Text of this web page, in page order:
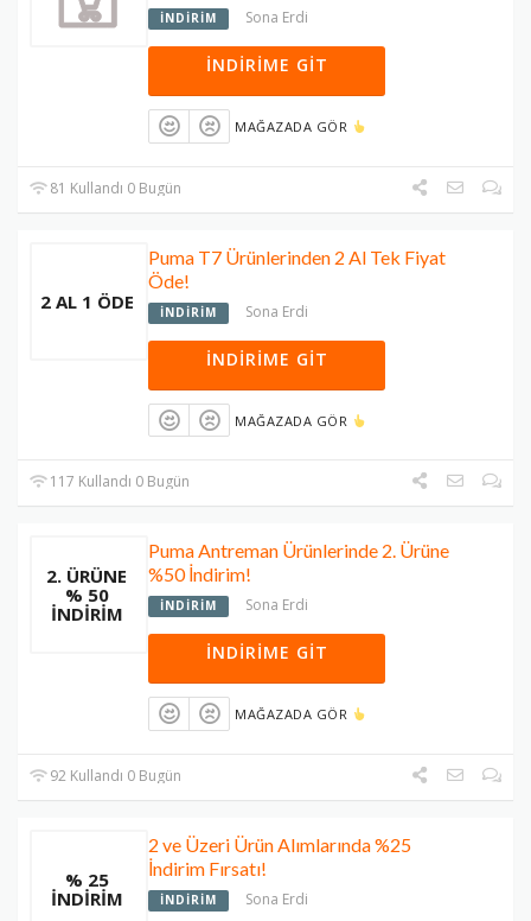
İNDIRIM Sona Erdi
İNDIRIME GIT
MAĞAZADA GÖR
81 Kullandı 0 Bugün
2 AL 1 ÖDE
Puma T7 Ürünlerinden 2 Al Tek Fiyat
Öde!
İNDIRIM Sona Erdi
İNDIRIME GIT
MAĞAZADA GÖR
117 Kullandı 0 Bugün
2. ÜRÜNE
% 50
İNDIRIM
Puma Antreman Ürünlerinde 2. Ürüne
%50 İndirim!
İNDIRIM Sona Erdi
İNDIRIME GIT
MAĞAZADA GÖR
92 Kullandı 0 Bugün
% 25
İNDIRIM
2 ve Üzeri Ürün Alımlarında %25
İndirim Fırsatı!
İNDIRIM Sona Erdi